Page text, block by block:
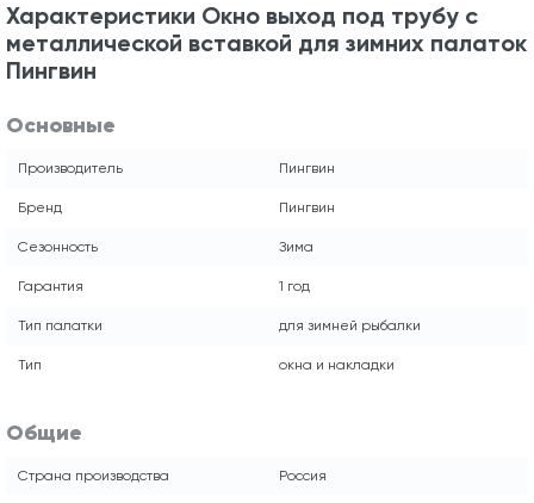
Характеристики Окно выход под трубу с
металлической вставкой для зимних палаток
Пингвин
Основные
Производитель Пингвин
Бренд Пингвин
Сезонность Зима
Гарантия 1 год
Тип палатки для зимней рыбалки
Тип окна и накладки
Общие
Страна производства Россия